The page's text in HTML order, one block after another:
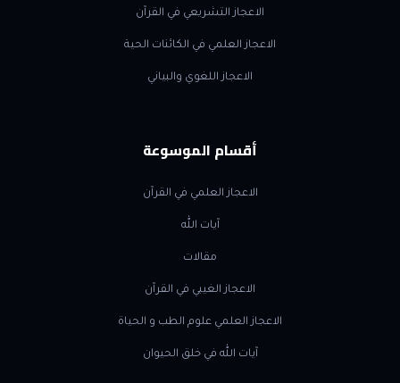
الاعجاز التشريعي في القرآن
الاعجاز العلمي في الكائنات الحية
الاعجاز اللغوي والبياني
أقسام الموسوعة
الاعجاز العلمي في القرآن
آيات الله
مقالات
الاعجاز الغيبي في القرآن
الاعجاز العلمي علوم الطب و الحياة
آيات الله في خلق الحيوان